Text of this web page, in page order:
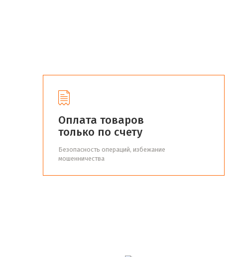
Оплата товаров
только по счету
Безопасность операций, избежание
мошенничества